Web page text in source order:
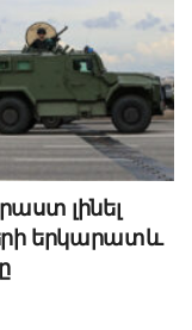
լինել
երկարատև